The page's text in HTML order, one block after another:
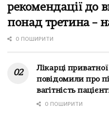
рекомендації до
понад третина –
0 ПОШИРИТИ
Лікарці приватної
повідомили про
вагітність
0 ПОШИРИТИ